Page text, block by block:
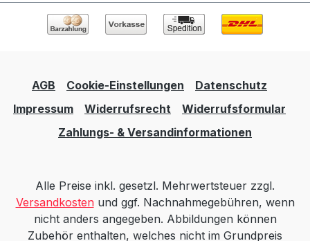
AGB Cookie-Einstellungen
Datenschutz
Impressum
Widerrufsrecht
Widerrufsformular
Zahlungs- & Versandinformationen
Alle Preise inkl. gesetzl. Mehrwertsteuer zzgl.
Versandkostenund ggf. Nachnahmegebühren, wenn
nicht anders angegeben. Abbildungen können
Zubehör enthalten, welches nicht im Grundpreis